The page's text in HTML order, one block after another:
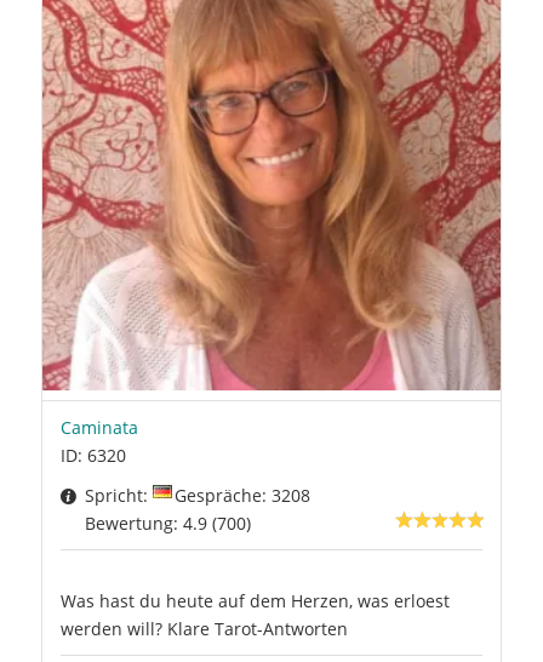
Caminata
ID: 6320
Spricht:
Gespräche: 3208
Bewertung: 4.9 (700)
Was hast du heute auf dem Herzen, was erloest
werden will? Klare Tarot-Antworten